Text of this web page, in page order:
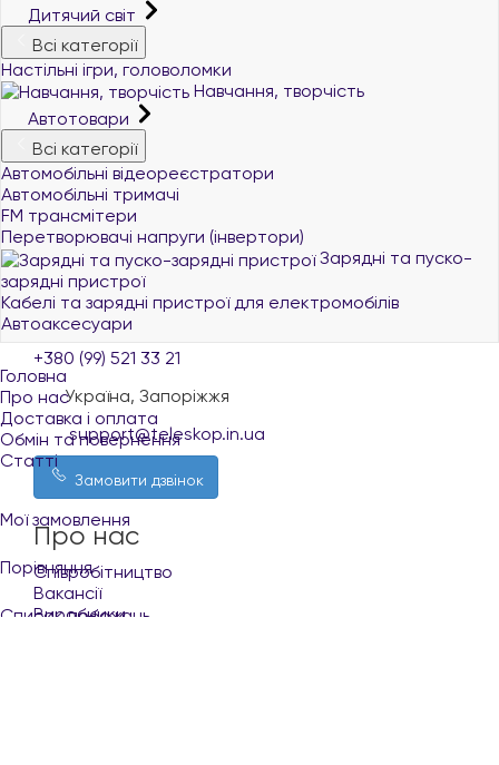
Дитячий світ
Всі категорії
Настільні ігри, головоломки
Навчання, творчість
Автотовари
Всі категорії
Автомобільні відеореєстратори
Автомобільні тримачі
FM трансмітери
Перетворювачі напруги (інвертори)
Зарядні та пуско-
зарядні пристрої
Кабелі та зарядні пристрої для електромобілів
Автоаксесуари
Головна
Про нас
Доставка і оплата
Обмін та повернення
Статті
Мої замовлення
Порівняння
Список побажань
+380 (96) 521 33 21
+380 (73) 521 33 21
+380 (99) 521 33 21
Україна, Запоріжжя
support@teleskop.in.ua
Замовити дзвінок
Про нас
Співробітництво
Вакансії
Виробники